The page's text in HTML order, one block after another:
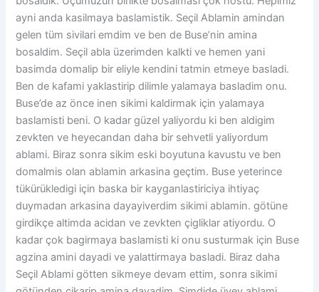
ayni anda kasilmaya baslamistik. Seçil Ablamin amindan
gelen tüm sivilari emdim ve ben de Buse’nin amina
bosaldim. Seçil abla üzerimden kalkti ve hemen yani
basimda domalip bir eliyle kendini tatmin etmeye basladi.
Ben de kafami yaklastirip dilimle yalamaya basladim onu.
Buse’de az önce inen sikimi kaldirmak için yalamaya
baslamisti beni. O kadar güzel yaliyordu ki ben aldigim
zevkten ve heyecandan daha bir sehvetli yaliyordum
ablami. Biraz sonra sikim eski boyutuna kavustu ve ben
domalmis olan ablamin arkasina geçtim. Buse yeterince
tükürükledigi için baska bir kayganlastiriciya ihtiyaç
duymadan arkasina dayayiverdim sikimi ablamin. götüne
girdikçe altimda acidan ve zevkten çigliklar atiyordu. O
kadar çok bagirmaya baslamisti ki onu susturmak için Buse
agzina amini dayadi ve yalattirmaya basladi. Biraz daha
Seçil Ablami götten sikmeye devam ettim, sonra sikimi